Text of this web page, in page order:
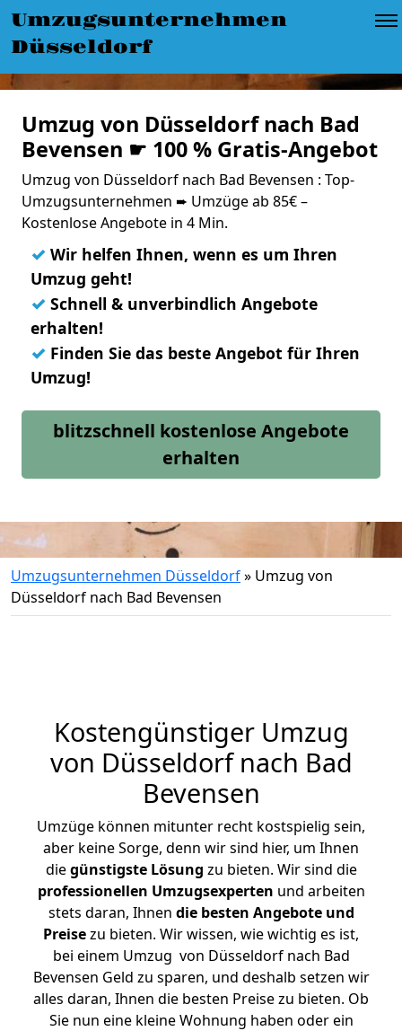
Umzugsunternehmen
Düsseldorf
Umzug von Düsseldorf nach Bad
Bevensen ☛ 100 % Gratis-Angebot
Umzug von Düsseldorf nach Bad Bevensen : Top-
Umzugsunternehmen ➨ Umzüge ab 85€ –
Kostenlose Angebote in 4 Min.
✓ Wir helfen Ihnen, wenn es um Ihren
Umzug geht!
✓ Schnell & unverbindlich Angebote
erhalten!
✓ Finden Sie das beste Angebot für Ihren
Umzug!
blitzschnell kostenlose Angebote
erhalten
Umzugsunternehmen Düsseldorf» Umzug von
Düsseldorf nach Bad Bevensen
Kostengünstiger Umzug
von Düsseldorf nach Bad
Bevensen
Umzüge können mitunter recht kostspielig sein,
aber keine Sorge, denn wir sind hier, um Ihnen
diegünstigste Lösung zu bieten. Wir sind die
professionellen Umzugsexperten und arbeiten
stets daran, Ihnen die besten Angebote und
Preisezu bieten. Wir wissen, wie wichtig es ist,
bei einem Umzug von Düsseldorf nach Bad
Bevensen Geld zu sparen, und deshalb setzen wir
alles daran, Ihnen die besten Preise zu bieten. Ob
Sie nun eine kleine Wohnung haben oder ein